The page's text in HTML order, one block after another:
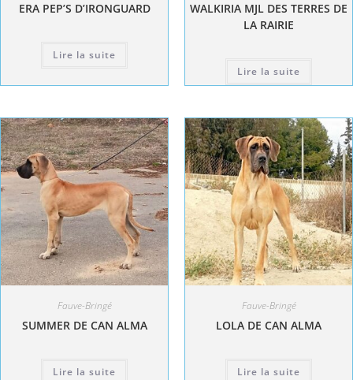
ERA PEP’S D’IRONGUARD
Lire la suite
WALKIRIA MJL DES TERRES DE
LA RAIRIE
Lire la suite
Fauve-Bringé
SUMMER DE CAN ALMA
Lire la suite
Fauve-Bringé
LOLA DE CAN ALMA
Lire la suite